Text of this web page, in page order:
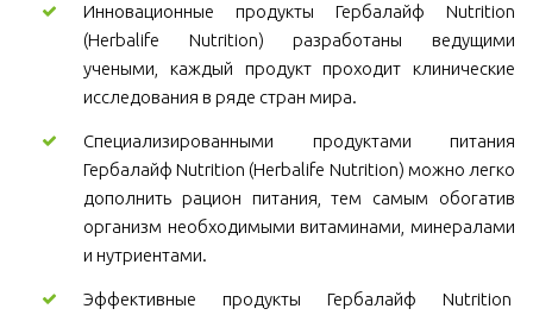
Инновационные продукты Гербалайф Nutrition
(Herbalife Nutrition) разработаны ведущими
учеными, каждый продукт проходит клинические
исследования в ряде стран мира.
Специализированными продуктами питания
Гербалайф Nutrition (Herbalife Nutrition) можно легко
дополнить рацион питания, тем самым обогатив
организм необходимыми витаминами, минералами
и нутриентами.
Эффективные продукты Гербалайф Nutrition